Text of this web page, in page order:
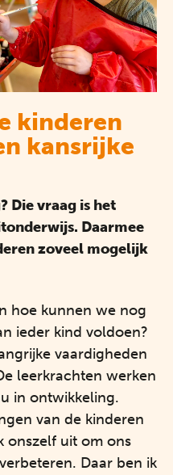
kinderen
kansrijke
Die vraag is het
Daarmee
zoveel mogelijk
hoe kunnen we nog
ieder kind voldoen?
vaardigheden
leerkrachten werken
in ontwikkeling.
van de kinderen
onszelf uit om ons
Daar ben ik